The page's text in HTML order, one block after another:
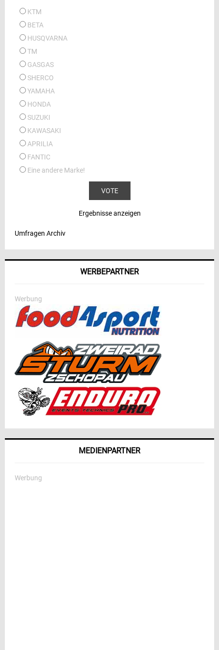
KTM
BETA
HUSQVARNA
TM
GASGAS
SHERCO
YAMAHA
HONDA
SUZUKI
KAWASAKI
APRILIA
FANTIC
Eine andere Marke!
Ergebnisse anzeigen
Umfragen Archiv
WERBEPARTNER
Werbung
MEDIENPARTNER
Werbung